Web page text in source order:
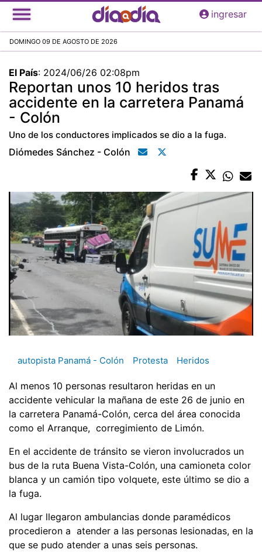
Pasar
al
principal
ingresar
DOMINGO 09 DE AGOSTO DE 2026
El País: 2024/06/26 02:08pm
Reportan unos 10 heridos tras
accidente en la carretera Panamá
- Colón
Uno de los conductores implicados se dio a la fuga.
Diómedes Sánchez - Colón
autopista Panamá - Colón Protesta Heridos
Al menos 10 personas resultaron heridas en un
accidente vehicular la mañana de este 26 de junio en
la carretera Panamá-Colón, cerca del área conocida
como el Arranque, corregimiento de Limón.
En el accidente de tránsito se vieron involucrados un
bus de la ruta Buena Vista-Colón, una camioneta color
blanca y un camión tipo volquete, este último se dio a
la fuga.
Al lugar llegaron ambulancias donde paramédicos
procedieron a atender a las personas lesionadas, en la
que se pudo atender a unas seis personas.